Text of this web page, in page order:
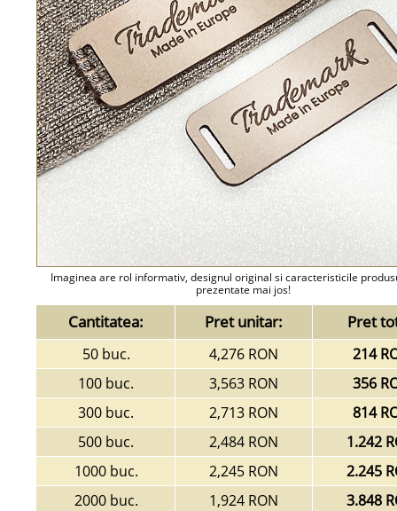
Imaginea are rol informativ, designul original si caracteristicile
prezentate mai jos!
Cantitatea: Pret unitar: Pret
50 buc. 4,276 RON
214
100 buc.
3,563 RON
356
300 buc.
2,713 RON
814
500 buc.
2,484 RON
1.242
1000 buc.
2,245 RON
2.245
2000 buc.
1,924 RON
3.848